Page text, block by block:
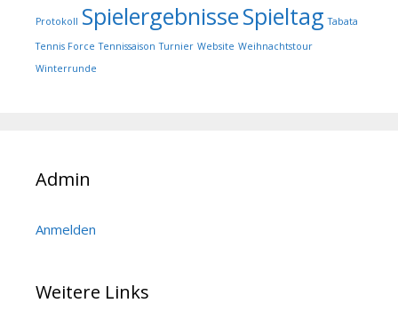
Protokoll SpielergebnisseSpieltag Tabata
Tennis Force Tennissaison Turnier Website Weihnachtstour
Winterrunde
Admin
Anmelden
Weitere Links